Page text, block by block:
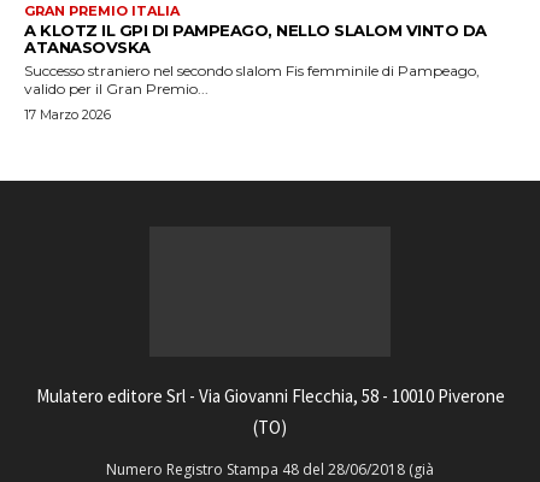
GRAN PREMIO ITALIA
A KLOTZ IL GPI DI PAMPEAGO, NELLO SLALOM VINTO DA
ATANASOVSKA
Successo straniero nel secondo slalom Fis femminile di Pampeago,
valido per il Gran Premio...
17 Marzo 2026
Mulatero editore Srl - Via Giovanni Flecchia, 58 - 10010 Piverone
(TO)
Numero Registro Stampa 48 del 28/06/2018 (già